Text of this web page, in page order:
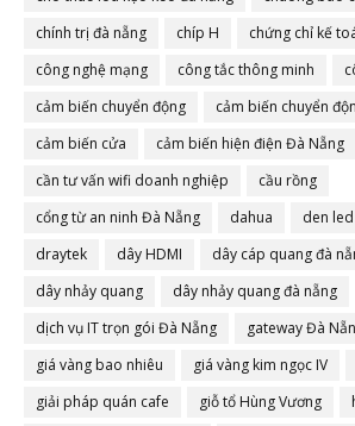
chính trị đà nẵng
chíp H chứng chỉ kế
công nghệ mạng
công tắc thông minh
cảm biến chuyển động
cảm biến chuyển
cảm biến cửa
cảm biến hiện điện Đà Nẵng
cần tư vấn wifi doanh nghiệp
cầu rồng
cổng từ an ninh Đà Nẵng
dahua
den
draytek
dây HDMI
dây cáp quang đà
dây nhảy quang
dây nhảy quang đà nẵng
dịch vụ IT trọn gói Đà Nẵng
gateway Đà
giá vàng bao nhiêu
giá vàng kim ngọc IV
giải pháp quán cafe
giỗ tổ Hùng Vương